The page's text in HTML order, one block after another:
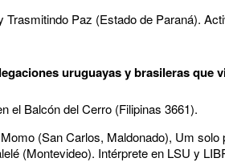
Paz (Estado de Paraná).
uruguayas y brasileras que
el Balcón del Cerro (Filipinas 3661).
(San Carlos, Maldonado), Um
(Montevideo). Intérprete en LSU y